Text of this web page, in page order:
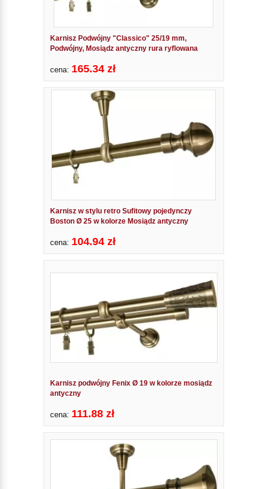
Karnisz Podwójny "Classico" 25/19 mm,
Podwójny, Mosiądz antyczny rura ryflowana
cena: 165.34 zł
Karnisz w stylu retro Sufitowy pojedynczy
Boston Ø 25 w kolorze Mosiądz antyczny
cena: 104.94 zł
Karnisz podwójny Fenix Ø 19 w kolorze mosiądz
antyczny
cena: 111.88 zł